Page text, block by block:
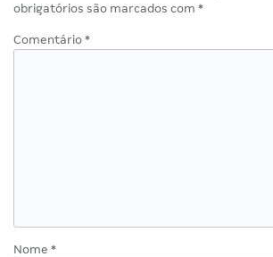
obrigatórios são marcados com *
Comentário *
Nome *